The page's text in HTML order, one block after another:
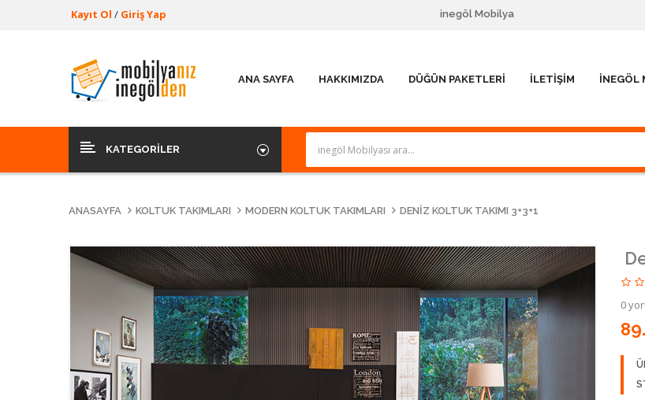
inegöl Mobilya
Kayıt Ol / Giriş Yap
ANA SAYFA HAKKIMIZDA DÜĞÜN PAKETLERI İLETIŞIM İNEGÖL
KATEGORILER
ANASAYFA KOLTUK TAKIMLARI MODERN KOLTUK TAKIMLARI DENIZ KOLTUK TAKIMI 3+3+1
0